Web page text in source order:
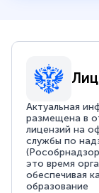
Актуальная
размещена в
лицензий на
службы по
это время
обеспечивая
образование